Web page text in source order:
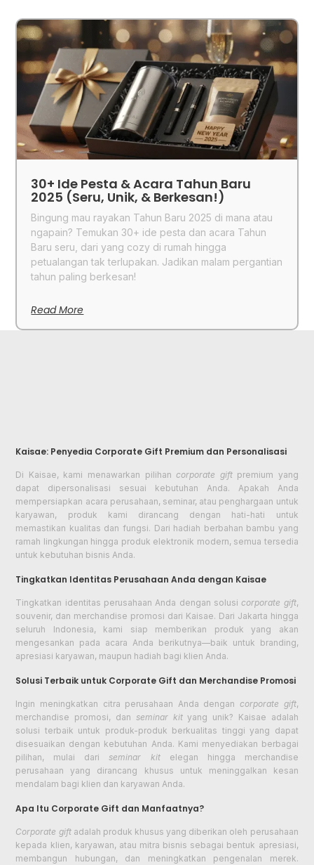
30+ Ide Pesta & Acara Tahun Baru
2025 (Seru, Unik, & Berkesan!)
Bingung mau rayakan Tahun Baru 2025 di mana atau
ngapain? Temukan 30+ ide pesta dan acara Tahun
Baru seru, dari yang cozy di rumah hingga
petualangan tak terlupakan. Jadikan malam pergantian
tahun paling berkesan!
Read More
Kaisae: Penyedia Corporate Gift Premium dan Personalisasi
Di Kaisae, kami menawarkan pilihancorporate giftpremium yang
dapat dipersonalisasi sesuai kebutuhan Anda. Apakah Anda
mempersiapkan acara perusahaan, seminar, atau penghargaan untuk
karyawan, produk kami dirancang dengan hati-hati untuk
memastikan kualitas dan fungsi. Dari hadiah berbahan bambu yang
ramah lingkungan hingga produk elektronik modern, semua tersedia
untuk kebutuhan bisnis Anda.
Tingkatkan Identitas Perusahaan Anda dengan Kaisae
Tingkatkan identitas perusahaan Anda dengan solusicorporate gift,
souvenir, dan merchandise promosi dari Kaisae. Dari Jakarta hingga
seluruh Indonesia, kami siap memberikan produk yang akan
mengesankan pada acara Anda berikutnya—baik untuk branding,
apresiasi karyawan, maupun hadiah bagi klien Anda.
Solusi Terbaik untuk Corporate Gift dan Merchandise Promosi
Ingin meningkatkan citra perusahaan Anda dengancorporate gift,
merchandise promosi, dan seminar kityang unik? Kaisae adalah
solusi terbaik untuk produk-produk berkualitas tinggi yang dapat
disesuaikan dengan kebutuhan Anda. Kami menyediakan berbagai
pilihan, mulai dariseminar kitelegan hingga merchandise
perusahaan yang dirancang khusus untuk meninggalkan kesan
mendalam bagi klien dan karyawan Anda.
Apa Itu Corporate Gift dan Manfaatnya?
Corporate giftadalah produk khusus yang diberikan oleh perusahaan
kepada klien, karyawan, atau mitra bisnis sebagai bentuk apresiasi,
membangun hubungan, dan meningkatkan pengenalan merek.